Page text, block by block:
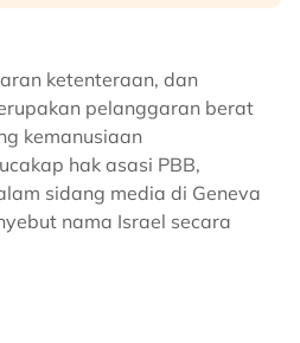
ketenteraan, dan
pelanggaran berat
kemanusiaan
hak asasi PBB,
sidang media di Geneva
nama Israel secara